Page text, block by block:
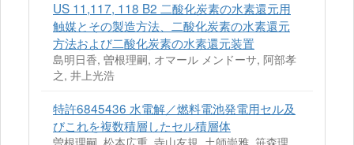
US 11,117, 118 B2 二酸化炭素の水素還元用
触媒とその製造方法、二酸化炭素の水素還元
方法および二酸化炭素の水素還元装置
島明日香, 曽根理嗣, オマール メンドーサ, 阿部孝
之, 井上光浩
特許6845436 水電解／燃料電池発電用セル及
びこれを複数積層したセル積層体